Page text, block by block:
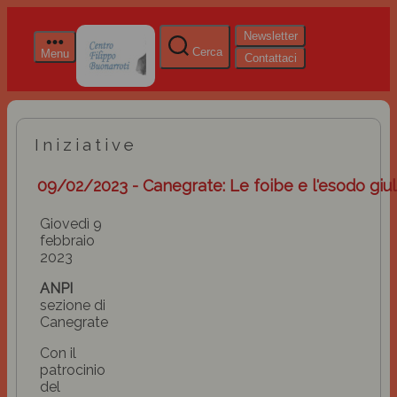
Menu Cerca
Newsletter
Contattaci
Iniziative
09/02/2023 - Canegrate: Le foibe e l'esodo
Giovedì 9
febbraio
2023
ANPI
sezione di
Canegrate
Con il
patrocinio
del